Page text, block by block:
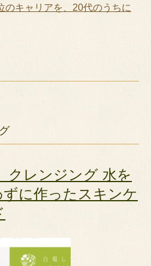
のキャリアを、20代のうちに
クレンジング 水を
に作ったスキンケ